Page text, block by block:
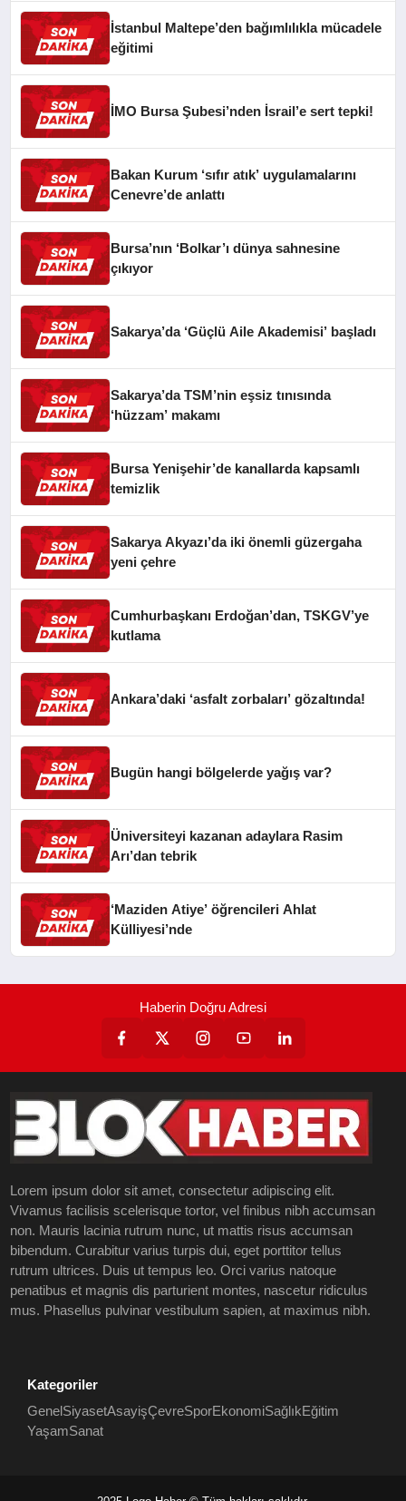
İstanbul Maltepe’den bağımlılıkla mücadele
eğitimi
İMO Bursa Şubesi’nden İsrail’e sert tepki!
Bakan Kurum ‘sıfır atık’ uygulamalarını
Cenevre’de anlattı
Bursa’nın ‘Bolkar’ı dünya sahnesine
çıkıyor
Sakarya’da ‘Güçlü Aile Akademisi’ başladı
Sakarya’da TSM’nin eşsiz tınısında
‘hüzzam’ makamı
Bursa Yenişehir’de kanallarda kapsamlı
temizlik
Sakarya Akyazı’da iki önemli güzergaha
yeni çehre
Cumhurbaşkanı Erdoğan’dan, TSKGV’ye
kutlama
Ankara’daki ‘asfalt zorbaları’ gözaltında!
Bugün hangi bölgelerde yağış var?
Üniversiteyi kazanan adaylara Rasim
Arı’dan tebrik
‘Maziden Atiye’ öğrencileri Ahlat
Külliyesi’nde
Haberin Doğru Adresi
Lorem ipsum dolor sit amet, consectetur adipiscing elit.
Vivamus facilisis scelerisque tortor, vel finibus nibh accumsan
non. Mauris lacinia rutrum nunc, ut mattis risus accumsan
bibendum. Curabitur varius turpis dui, eget porttitor tellus
rutrum ultrices. Duis ut tempus leo. Orci varius natoque
penatibus et magnis dis parturient montes, nascetur ridiculus
mus. Phasellus pulvinar vestibulum sapien, at maximus nibh.
Kategoriler
Genel SiyasetAsayişÇevreSporEkonomiSağlıkEğitim
YaşamSanat